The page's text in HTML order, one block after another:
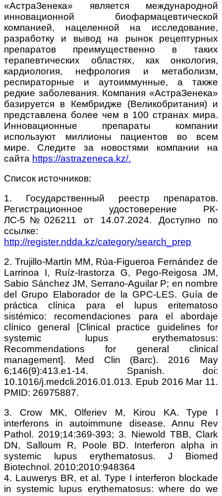
«АстраЗенека» является международной
инновационной биофармацевтической
компанией, нацеленной на исследование,
разработку и вывод на рынок рецептурных
препаратов преимущественно в таких
терапевтических областях, как онкология,
кардиология, нефрология и метаболизм,
респираторные и аутоиммунные, а также
редкие заболевания. Компания «АстраЗенека»
базируется в Кембридже (Великобритания) и
представлена более чем в 100 странах мира.
Инновационные препараты компании
используют миллионы пациентов во всем
мире. Следите за новостями компании на
сайта https://astrazeneca.kz/.
Список источников:
1. Государственный реестр препаратов.
Регистрационное удостоверение РК-
ЛС-5№026211 от 14.07.2024. Доступно по
ссылке:
http://register.ndda.kz/category/search_prep
2. Trujillo-Martín MM, Rúa-Figueroa Fernández de
Larrinoa I, Ruíz-Irastorza G, Pego-Reigosa JM,
Sabio Sánchez JM, Serrano-Aguilar P; en nombre
del Grupo Elaborador de la GPC-LES. Guía de
práctica clínica para el lupus eritematoso
sistémico: recomendaciones para el abordaje
clínico general [Clinical practice guidelines for
systemic lupus erythematosus:
Recommendations for general clinical
management]. Med Clin (Barc). 2016 May
6;146(9):413.e1-14. Spanish. doi:
10.1016/j.medcli.2016.01.013. Epub 2016 Mar 11.
PMID: 26975887.
3. Crow MK, Olferiev M, Kirou KA. Type I
interferons in autoimmune disease. Annu Rev
Pathol. 2019;14:369-393; 3. Niewold TBB, Clark
DN, Salloum R, Poole BD. Interferon alpha in
systemic lupus erythematosus. J Biomed
Biotechnol. 2010;2010:948364
4. Lauwerys BR, et al. Type I interferon blockade
in systemic lupus erythematosus: where do we